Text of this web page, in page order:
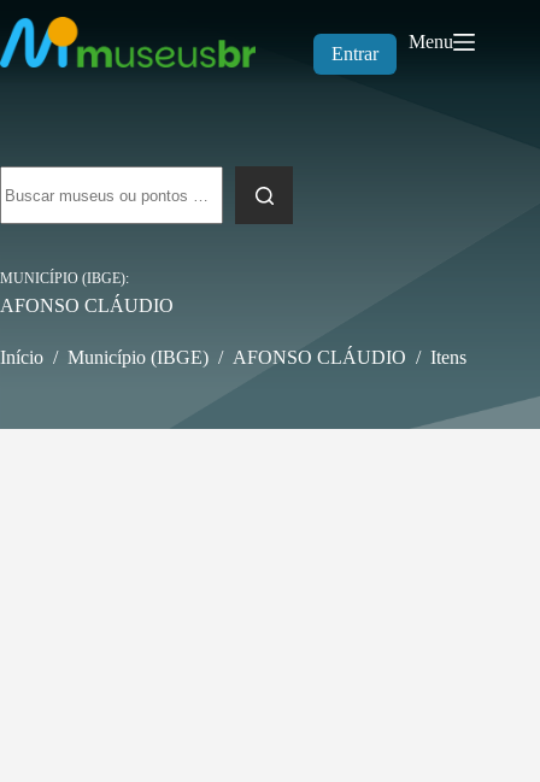
para
o
conteúdo
Entrar
Menu
resultados
MUNICÍPIO (IBGE)
AFONSO CLÁUDIO
Início / Município (IBGE) / AFONSO CLÁUDIO / Itens